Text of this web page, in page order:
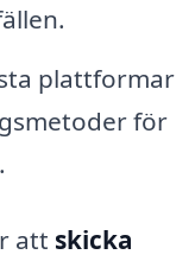
plattformar
för
att skicka